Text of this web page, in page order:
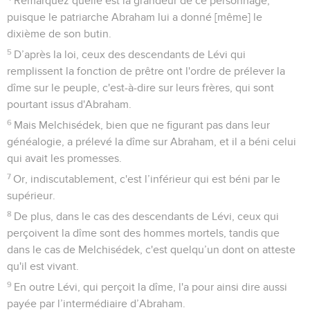
puisque le patriarche Abraham lui a donné [même] le
dixième de son butin.
5 D’après la loi, ceux des descendants de Lévi qui
remplissent la fonction de prêtre ont l'ordre de prélever la
dîme sur le peuple, c'est-à-dire sur leurs frères, qui sont
pourtant issus d'Abraham.
6 Mais Melchisédek, bien que ne figurant pas dans leur
généalogie, a prélevé la dîme sur Abraham, et il a béni celui
qui avait les promesses.
7 Or, indiscutablement, c'est l’inférieur qui est béni par le
supérieur.
8 De plus, dans le cas des descendants de Lévi, ceux qui
perçoivent la dîme sont des hommes mortels, tandis que
dans le cas de Melchisédek, c'est quelqu’un dont on atteste
qu'il est vivant.
9 En outre Lévi, qui perçoit la dîme, l'a pour ainsi dire aussi
payée par l’intermédiaire d’Abraham.